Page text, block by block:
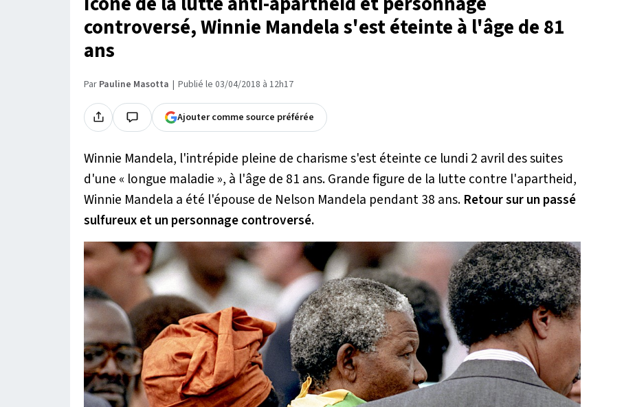
controversé, Winnie Mandela s'est éteinte à l'âge de 81
ans
Par Pauline Masotta Publié le 03/04/2018 à 12h17
Ajouter comme source préférée
Winnie Mandela, l'intrépide pleine de charisme s'est éteinte ce lundi 2 avril des suites
d'une « longue maladie », à l'âge de 81 ans. Grande figure de la lutte contre l'apartheid,
Winnie Mandela a été l'épouse de Nelson Mandela pendant 38 ans. Retour sur un passé
sulfureux et un personnage controversé.